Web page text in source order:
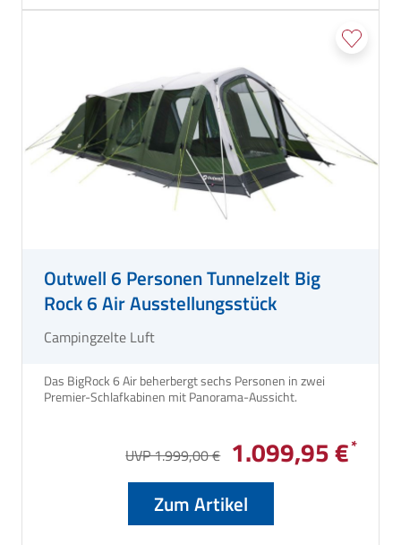
Outwell 6 Personen Tunnelzelt Big
Rock 6 Air Ausstellungsstück
Campingzelte Luft
Das BigRock 6 Air beherbergt sechs Personen in zwei
UVP 1.999,00 € 1.099,95 €
Zum Artikel